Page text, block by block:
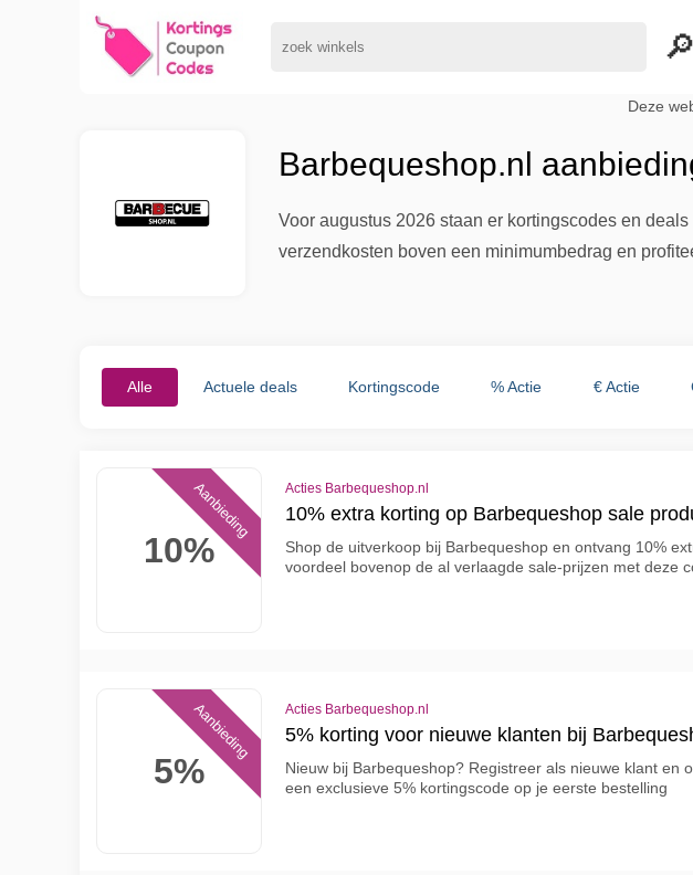
Deze
Barbequeshop.nl
Voor augustus 2026 staan er kortingscodes en
verzendkosten boven een minimumbedrag en
Alle Actuele deals Kortingscode % Actie € Actie
10%
Aanbieding Acties Barbequeshop.nl
10% extra korting op Barbequeshop sale
Shop de uitverkoop bij Barbequeshop en ontvang 10%
voordeel bovenop de al verlaagde sale-prijzen met deze
5%
Aanbieding Acties Barbequeshop.nl
5% korting voor nieuwe klanten bij
Nieuw bij Barbequeshop? Registreer als nieuwe klant en
een exclusieve 5% kortingscode op je eerste bestelling